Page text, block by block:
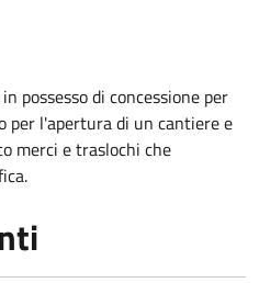
possesso di concessione per
per l'apertura di un cantiere e
merci e traslochi che